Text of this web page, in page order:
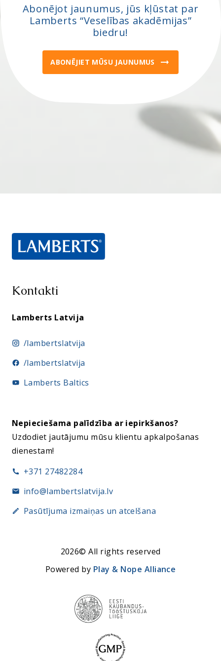
Abonējot jaunumus, jūs kļūstat par
Lamberts “Veselības akadēmijas”
biedru!
ABONĒJIET MŪSU JAUNUMUS
Kontakti
Lamberts Latvija
/lambertslatvija
/lambertslatvija
Lamberts Baltics
Nepieciešama palīdzība ar iepirkšanos?
Uzdodiet jautājumu mūsu klientu apkalpošanas
dienestam!
+371 27482284
info@lambertslatvija.lv
Pasūtījuma izmaiņas un atcelšana
2026© All rights reserved
Powered by Play & Nope Alliance